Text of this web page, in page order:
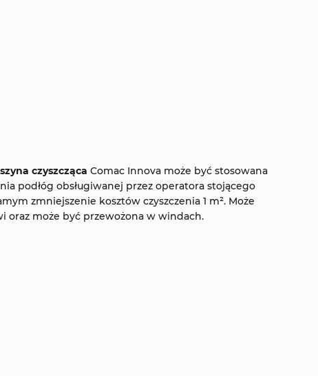
czyszcząca Comac Innova może być stosowana
podłóg obsługiwanej przez operatora stojącego
zmniejszenie kosztów czyszczenia 1 m². Może
oraz może być przewożona w windach.